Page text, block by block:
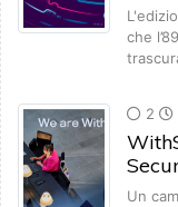
che
2
Un